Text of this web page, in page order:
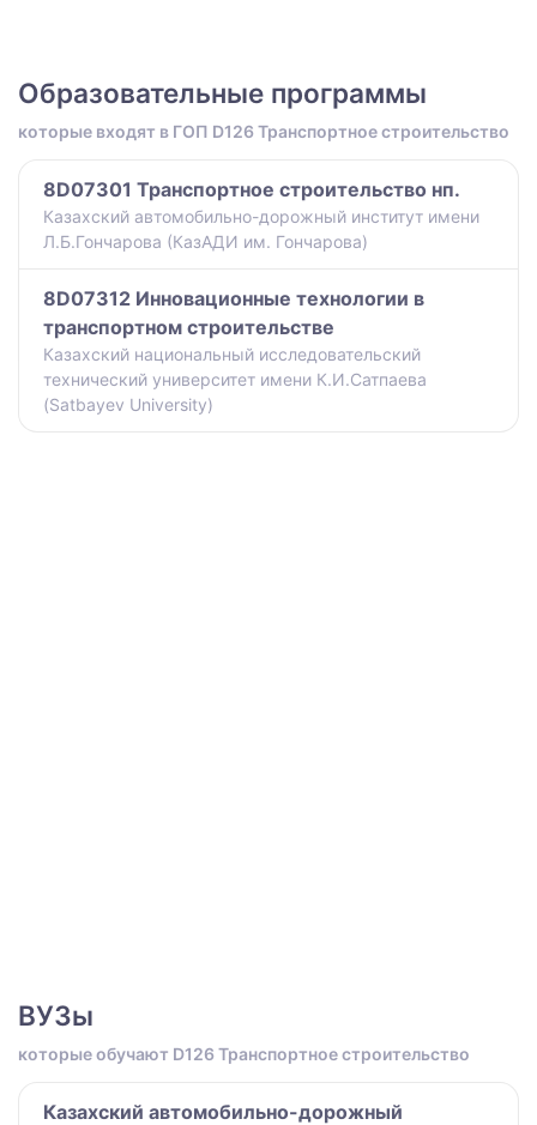
Образовательные программы
которые входят в ГОП D126 Транспортное строительство
8D07301 Транспортное строительство нп.
Казахский автомобильно-дорожный институт имени
Л.Б.Гончарова (КазАДИ им. Гончарова)
8D07312 Инновационные технологии в
транспортном строительстве
Казахский национальный исследовательский
технический университет имени К.И.Сатпаева
(Satbayev University)
ВУЗы
которые обучают D126 Транспортное строительство
Казахский автомобильно-дорожный